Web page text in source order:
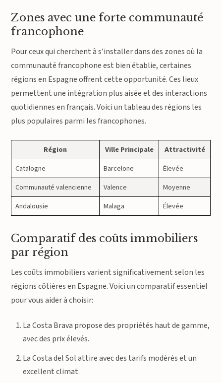
Zones avec une forte communauté
francophone
Pour ceux qui cherchent à s’installer dans des zones où la
communauté francophone est bien établie, certaines
régions en Espagne offrent cette opportunité. Ces lieux
permettent une intégration plus aisée et des interactions
quotidiennes en français. Voici un tableau des régions les
plus populaires parmi les francophones.
Région Ville Principale
Attractivité
Catalogne
Barcelone
Élevée
Communauté valencienne
Valence
Moyenne
Andalousie
Malaga Élevée
Comparatif des coûts immobiliers
par région
Les coûts immobiliers varient significativement selon les
régions côtières en Espagne. Voici un comparatif essentiel
pour vous aider à choisir:
La Costa Brava propose des propriétés haut de gamme,
avec des prix élevés.
La Costa del Sol attire avec des tarifs modérés et un
excellent climat.